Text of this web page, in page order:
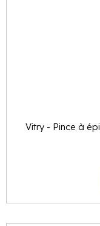
Vitry - Pince à